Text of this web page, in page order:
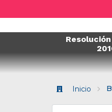
Inicio